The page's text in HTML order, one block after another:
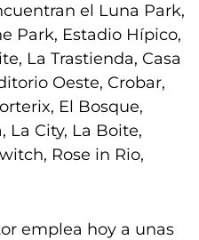
el Luna Park,
Park, Estadio Hípico,
La Trastienda, Casa
Oeste, Crobar,
El Bosque,
La City, La Boite,
Rose in Rio,
emplea hoy a unas